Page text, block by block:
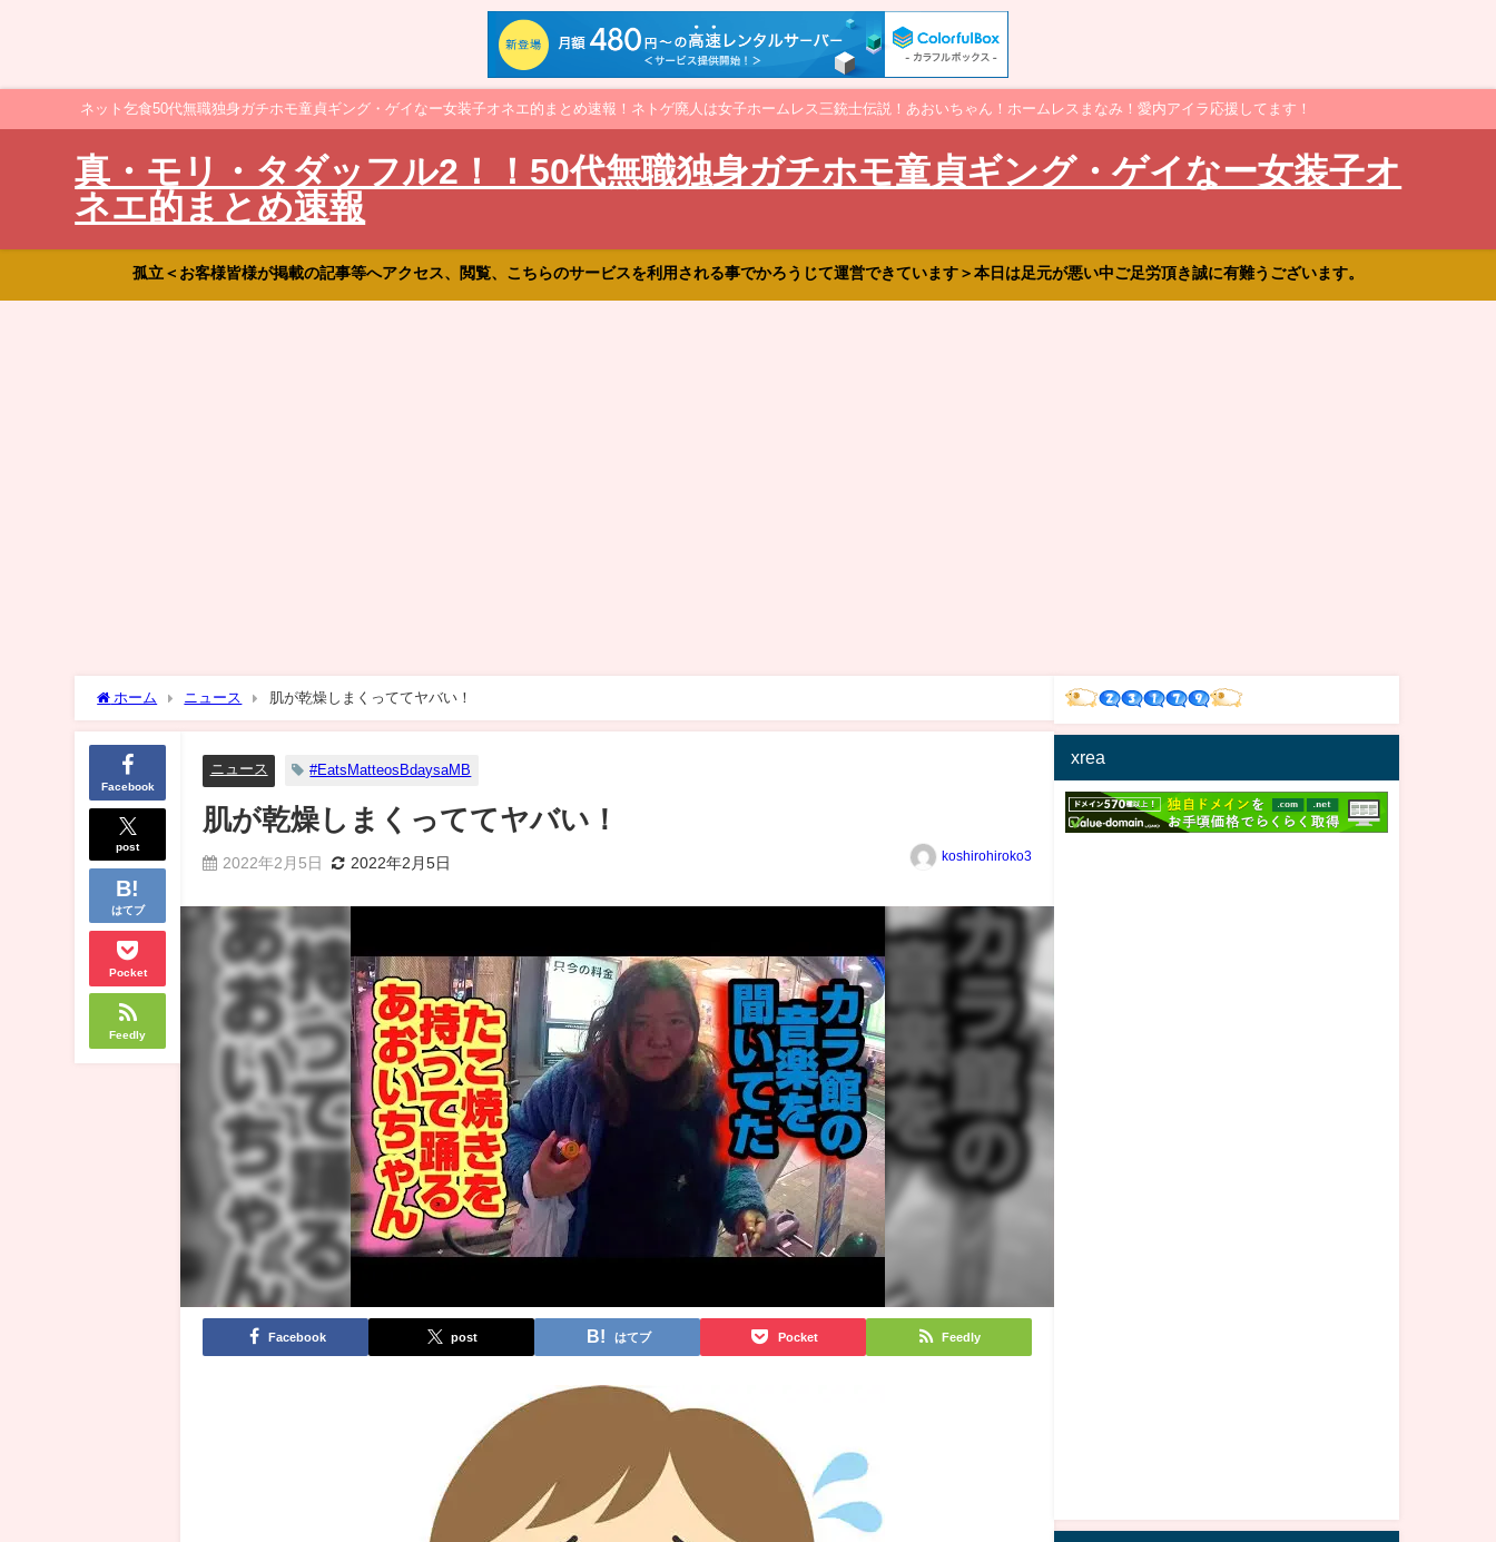
ネット乞食50代無職独身ガチホモ童貞ギング・ゲイなー女装子オネエ的まとめ速報！ネトゲ廃人は女子ホームレス三銃士伝説！あおいちゃん！ホームレスまなみ！愛内アイラ応援してます！
真・モリ・タダッフル2！！50代無職独身ガチホモ童貞ギング・ゲイなー女装子オ
ネエ的まとめ速報
孤立＜お客様皆様が掲載の記事等へアクセス、閲覧、こちらのサービスを利用される事でかろうじて運営できています＞本日は足元が悪い中ご足労頂き誠に有難うございます。
ホーム ニュース 肌が乾燥しまくっててヤバい！
Facebook
post
はてブ
Pocket
Feedly
ニュース #EatsMatteosBdaysaMB
肌が乾燥しまくっててヤバい！
2022年2月5日 2022年2月5日 koshirohiroko3
Facebook post はてブ Pocket Feedly
xrea